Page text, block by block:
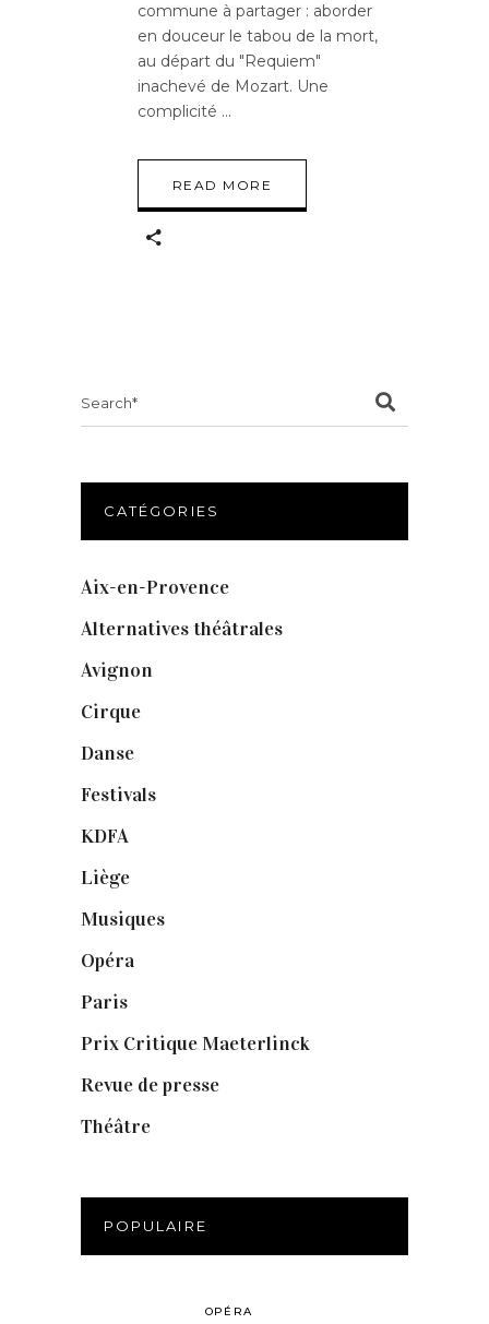
commune à partager : aborder
en douceur le tabou de la mort,
au départ du "Requiem"
inachevé de Mozart. Une
complicité
READ MORE
CATÉGORIES
Aix-en-Provence
Alternatives théâtrales
Avignon
Cirque
Danse
Festivals
KDFA
Liège
Musiques
Opéra
Paris
Prix Critique Maeterlinck
Revue de presse
Théâtre
POPULAIRE
OPÉRA